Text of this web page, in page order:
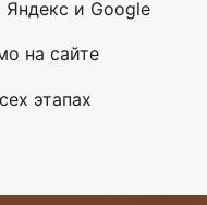
и Google
на сайте
этапах